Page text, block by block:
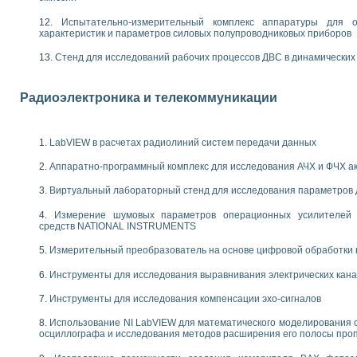
путем моделирования технологических процессов пищевых
и защиты ускорителя ЛУЭ-200
процессом цементирования нефтегазовых скважин
с использованием среды графического программирования
термотрансферной маркировки изделий
переходных процессов при коротких замыканиях в узлах электрических
швов на базе технологий фирмы NATIONAL INSTRUMENTS
неиндустриальных камер в производственных условиях
стенды
стенда по измерению профиля зеркальной антенны и построению
комплексы для вузов, осуществляющих подготовку специалистов
в процесе изучения специальных дисциплин в технических
«Цифровые вычислительные устройства и микропроцессоры
ИНС на основе LabVIEW
теории коммутации
Испытательно-измерительный комплекс аппаратуры для
характеристик и параметров силовых полупроводниковых приборов
Стенд для исследований рабочих процессов ДВС в
Радиоэлектроника и телекоммуникации
LabVIEW в расчетах радиолиний систем передачи данных
Аппаратно-программный комплекс для исследования АЧХ и ФЧХ
Виртуальный лабораторный стенд для исследования
Измерение шумовых параметров операционных
средств NATIONAL INSTRUMENTS
Измерительный преобразователь на основе цифровой обработки
Инструменты для исследования выравнивания электрических
Инструменты для исследования компенсации эхо-сигналов
Использование NI LabVIEW для математического моделирования
осциллографа и исследования методов расширения его полосы